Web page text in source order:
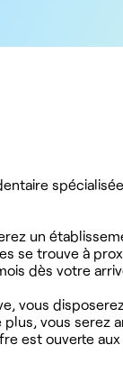
un
se trouve à
dès votre
vous
vous serez
est ouverte